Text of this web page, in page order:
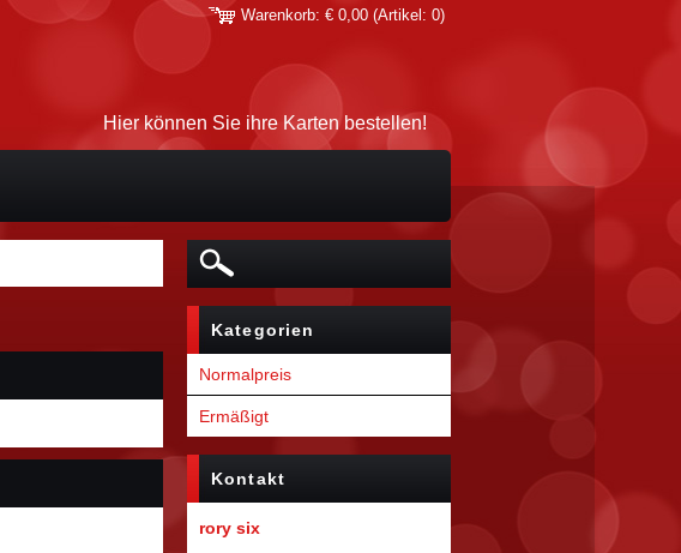
Hier können Sie ihre Karten bestellen!
Kategorien
Normalpreis
Ermäßigt
Kontakt
rory six
Warenkorb: € 0,00 (Artikel: 0)